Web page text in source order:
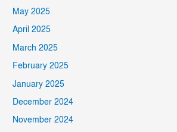
May 2025
April 2025
March 2025
February 2025
January 2025
December 2024
November 2024